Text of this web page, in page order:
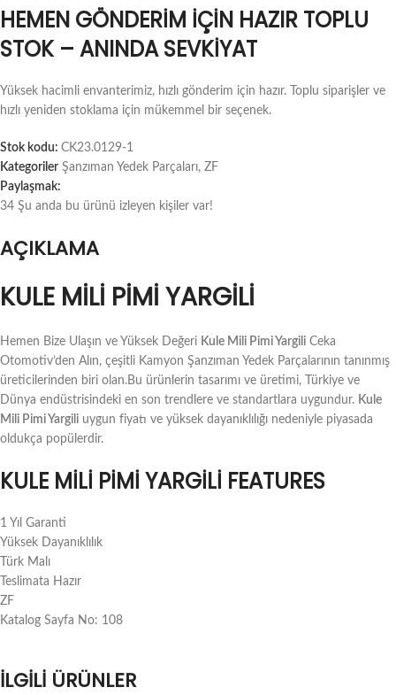
HEMEN GÖNDERIM İÇIN HAZIR TOPLU
STOK – ANINDA SEVKIYAT
Yüksek hacimli envanterimiz, hızlı gönderim için hazır. Toplu siparişler ve
hızlı yeniden stoklama için mükemmel bir seçenek.
Stok kodu: CK23.0129-1
Kategoriler Şanzıman Yedek Parçaları, ZF
Paylaşmak:
34 Şu anda bu ürünü izleyen kişiler var!
AÇIKLAMA
KULE MILI PIMI YARGILI
Hemen Bize Ulaşın ve Yüksek Değeri Kule Mili Pimi Yargili Ceka
Otomotiv’den Alın, çeşitli Kamyon Şanzıman Yedek Parçalarının tanınmış
üreticilerinden biri olan.Bu ürünlerin tasarımı ve üretimi, Türkiye ve
Dünya endüstrisindeki en son trendlere ve standartlara uygundur. Kule
Mili Pimi Yargili uygun fiyatı ve yüksek dayanıklılığı nedeniyle piyasada
oldukça popülerdir.
KULE MILI PIMI YARGILI FEATURES
1 Yıl Garanti
Yüksek Dayanıklılık
Türk Malı
Teslimata Hazır
ZF
Katalog Sayfa No: 108
İLGILI ÜRÜNLER